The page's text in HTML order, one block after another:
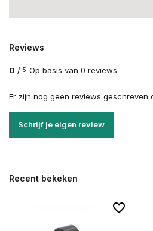
Reviews
0 / 5 Op basis van 0 reviews
Er zijn nog geen reviews geschreven
Schrijf je eigen review
Recent bekeken